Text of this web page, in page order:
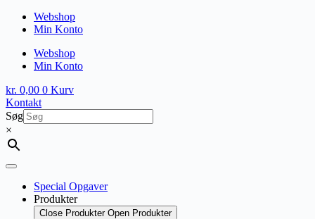
Webshop
Min Konto
Webshop
Min Konto
kr. 0,00 0 Kurv
Kontakt
Søg
×
Special Opgaver
Produkter
Close Produkter Open Produkter